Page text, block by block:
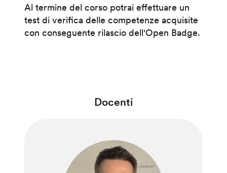
Al termine del corso potrai effettuare un
test di verifica delle competenze acquisite
con conseguente rilascio dell'Open Badge.
Docenti